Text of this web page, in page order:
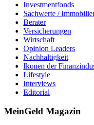
Investmentfonds
Sachwerte /
Berater
Versicherungen
Wirtschaft
Opinion Leaders
Nachhaltigkeit
Ikonen der
Lifestyle
Interviews
Editorial
MeinGeld Magazin